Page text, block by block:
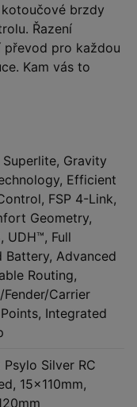
brzdy
Řazení
převod pro každou
Kam vás to
Gravity
Efficient
FSP 4-Link,
Geometry,
UDH™, Full
Battery, Advanced
Routing,
Carrier
Integrated
Psylo Silver RC
15x110mm,